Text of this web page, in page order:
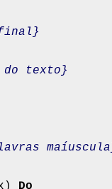
final}
do texto}
Do